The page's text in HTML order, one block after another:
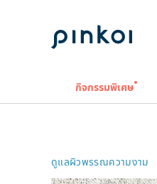
กิจกรรมพิเศษ
ดูแลผิวพรรณความงาม